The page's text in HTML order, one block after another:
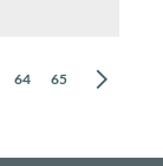
64 65 66